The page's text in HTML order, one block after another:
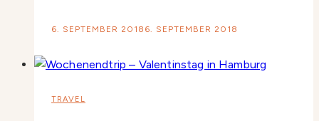
6. SEPTEMBER 2018 6. SEPTEMBER 2018
TRAVEL